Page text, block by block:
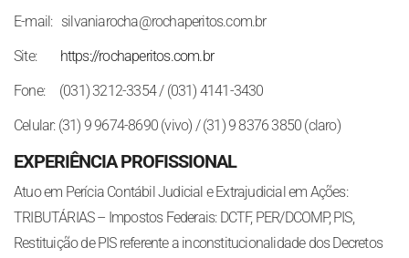
E-mail: silvaniarocha@rochaperitos.com.br
Site: https://rochaperitos.com.br
Fone: (031) 3212-3354 / (031) 4141-3430
Celular: (31) 9 9674-8690 (vivo) / (31) 9 8376 3850 (claro)
EXPERIÊNCIA PROFISSIONAL
Atuo em Perícia Contábil Judicial e Extrajudicial em Ações:
TRIBUTÁRIAS – Impostos Federais: DCTF, PER/DCOMP, PIS,
Restituição de PIS referente a inconstitucionalidade dos Decretos